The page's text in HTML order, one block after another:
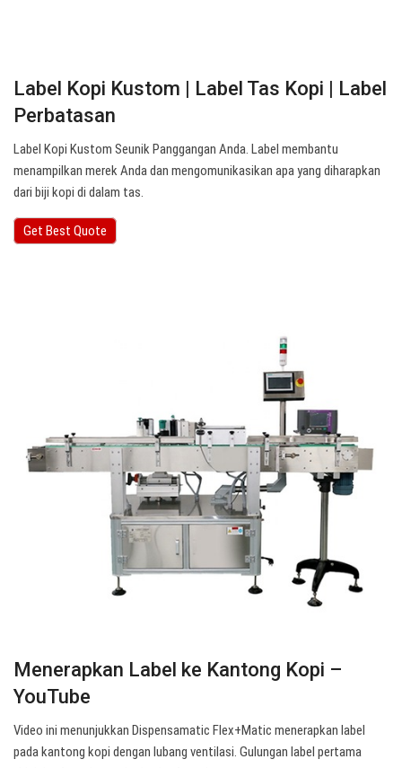
Label Kopi Kustom | Label Tas Kopi | Label
Perbatasan
Label Kopi Kustom Seunik Panggangan Anda. Label membantu
menampilkan merek Anda dan mengomunikasikan apa yang diharapkan
dari biji kopi di dalam tas.
Get Best Quote
Menerapkan Label ke Kantong Kopi –
YouTube
Video ini menunjukkan Dispensamatic Flex+Matic menerapkan label
pada kantong kopi dengan lubang ventilasi. Gulungan label pertama